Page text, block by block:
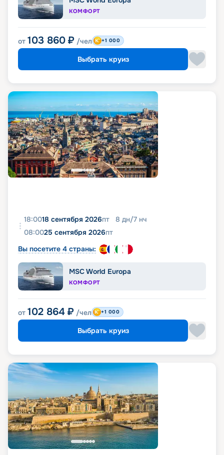
КОМФОРТ
от 103 860 ₽ /чел +1 000
Выбрать круиз
18:0018 сентября 2026пт 8 дн/7 нч
08:0025 сентября 2026пт
Вы посетите 4 страны:
MSC World Europa
КОМФОРТ
от 102 864 ₽ /чел +1 000
Выбрать круиз